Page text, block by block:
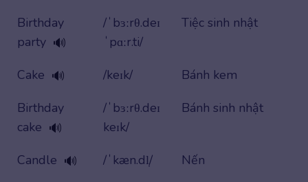
Birthday
party 🔊
/ˈbɜːrθ.deɪ
ˈpɑːr.ti/
Tiệc sinh nhật
Cake 🔊 /keɪk/
Bánh kem
Birthday
cake 🔊
/ˈbɜːrθ.deɪ
keɪk/
Bánh sinh nhật
Candle 🔊 /ˈkæn.dl̩/
Nến